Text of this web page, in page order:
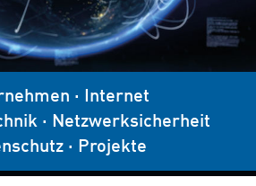
· Internet
· Netzwerksicherheit
· Projekte